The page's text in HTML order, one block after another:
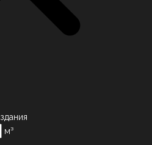
м³